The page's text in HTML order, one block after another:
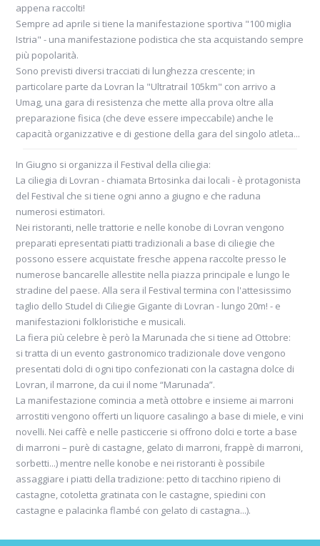
di San Giorgio (fondata nel XIII secolo, ma
pesantemente ristrutturata nel XVII e XIX
secolo), la torre del XIV sec....
Alessandro e Cristina |diario vacanza in moto in
appena raccolti!
Sempre ad aprile si tiene la manifestazione sportiva "100 miglia
Istria" - una manifestazione podistica che sta acquistando sempre
più popolarità.
Sono previsti diversi tracciati di lunghezza crescente; in
particolare parte da Lovran la "Ultratrail 105km" con arrivo a
Umag, una gara di resistenza che mette alla prova oltre alla
preparazione fisica (che deve essere impeccabile) anche le
capacità organizzative e di gestione della gara del singolo atleta...
In Giugno si organizza il Festival della ciliegia:
La ciliegia di Lovran - chiamata Brtosinka dai locali - è protagonista
del Festival che si tiene ogni anno a giugno e che raduna
numerosi estimatori.
Nei ristoranti, nelle trattorie e nelle konobe di Lovran vengono
preparati epresentati piatti tradizionali a base di ciliegie che
possono essere acquistate fresche appena raccolte presso le
numerose bancarelle allestite nella piazza principale e lungo le
stradine del paese. Alla sera il Festival termina con l'attesissimo
taglio dello Studel di Ciliegie Gigante di Lovran - lungo 20m! - e
manifestazioni folkloristiche e musicali.
La fiera più celebre è però la Marunada che si tiene ad Ottobre:
si tratta di un evento gastronomico tradizionale dove vengono
presentati dolci di ogni tipo confezionati con la castagna dolce di
Lovran, il marrone, da cui il nome “Marunada”.
La manifestazione comincia a metà ottobre e insieme ai marroni
arrostiti vengono offerti un liquore casalingo a base di miele, e vini
novelli. Nei caffè e nelle pasticcerie si offrono dolci e torte a base
di marroni – purè di castagne, gelato di marroni, frappè di marroni,
sorbetti...) mentre nelle konobe e nei ristoranti è possibile
assaggiare i piatti della tradizione: petto di tacchino ripieno di
castagne, cotoletta gratinata con le castagne, spiedini con
castagne e palacinka flambé con gelato di castagna...).